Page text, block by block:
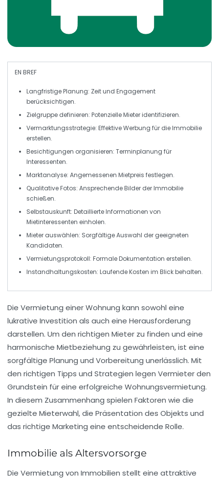
EN BREF
Langfristige Planung: Zeit und Engagement
berücksichtigen.
Zielgruppe definieren: Potenzielle Mieter identifizieren.
Vermarktungsstrategie: Effektive Werbung für die Immobilie
erstellen.
Besichtigungen organisieren: Terminplanung für
Interessenten.
Marktanalyse: Angemessenen Mietpreis festlegen.
Qualitative Fotos: Ansprechende Bilder der Immobilie
schießen.
Selbstauskunft: Detaillierte Informationen von
Mietinteressenten einholen.
Mieter auswählen: Sorgfältige Auswahl der geeigneten
Kandidaten.
Vermietungsprotokoll: Formale Dokumentation erstellen.
Instandhaltungskosten: Laufende Kosten im Blick behalten.
Die Vermietung einer Wohnung kann sowohl eine
lukrative Investition als auch eine Herausforderung
darstellen. Um den richtigen Mieter zu finden und eine
harmonische Mietbeziehung zu gewährleisten, ist eine
sorgfältige Planung und Vorbereitung unerlässlich. Mit
den richtigen Tipps und Strategien legen Vermieter den
Grundstein für eine erfolgreiche Wohnungsvermietung.
In diesem Zusammenhang spielen Faktoren wie die
gezielte Mieterwahl, die Präsentation des Objekts und
das richtige Marketing eine entscheidende Rolle.
Immobilie als Altersvorsorge
Die Vermietung von Immobilien stellt eine attraktive